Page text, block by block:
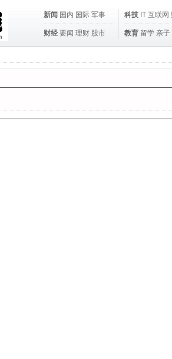
新闻 国内 国际 军事
财经 要闻 理财 股市
科技 IT 互联网
教育 留学 亲子